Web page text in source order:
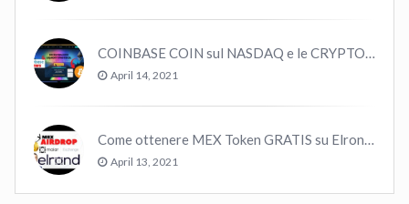
COINBASE COIN sul NASDAQ e le CRYPTO volano!
April 14, 2021
Come ottenere MEX Token GRATIS su Elrond ?
April 13, 2021